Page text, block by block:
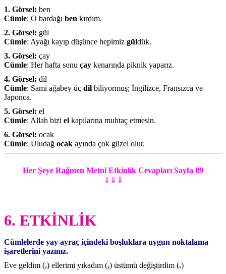
1. Görsel: ben
Cümle: O bardağı ben kırdım.
2. Görsel: gül
Cümle: Ayağı kayıp düşünce hepimiz güldük.
3. Görsel: çay
Cümle: Her hafta sonu çay kenarında piknik yaparız.
4. Görsel: dil
Cümle: Sami ağabey üç dil biliyormuş; İngilizce, Fransızca ve
Japonca.
5. Görsel: el
Cümle: Allah bizi el kapılarına muhtaç etmesin.
6. Görsel: ocak
Cümle: Uludağ ocak ayında çok güzel olur.
Her Şeye Rağmen Metni Etkinlik Cevapları Sayfa 89
⇓⇓⇓
6. ETKİNLİK
Cümlelerde yay ayraç içindeki boşluklara uygun noktalama
işaretlerini yazınız.
Eve geldim (,) ellerimi yıkadım (,) üstümü değiştirdim (.)